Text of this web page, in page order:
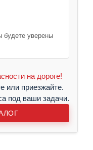
будете уверены
на дороге!
или приезжайте.
под ваши задачи.